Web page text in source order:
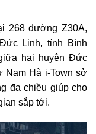
268 đường Z30A,
Linh, tỉnh Bình
hai huyện Đức
Nam Hà i-Town sở
đa chiều giúp cho
sắp tới.